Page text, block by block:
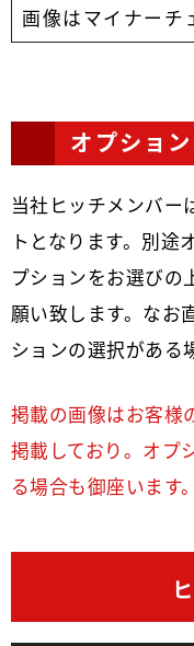
画像はマイナーチ
オプショ
当社ヒッチメンバー
トとなります。別途
プションをお選びの
願い致します。なお
ションの選択がある
掲載の画像はお客様
掲載しており。オプ
る場合も御座います